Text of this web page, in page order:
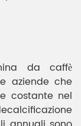
da caffè
aziende che
costante nel